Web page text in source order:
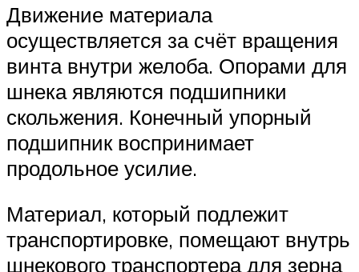
Движение материала
осуществляется за счёт вращения
винта внутри желоба. Опорами для
шнека являются подшипники
скольжения. Конечный упорный
подшипник воспринимает
продольное усилие.
Материал, который подлежит
транспортировке, помещают внутрь
шнекового транспортера для зерна